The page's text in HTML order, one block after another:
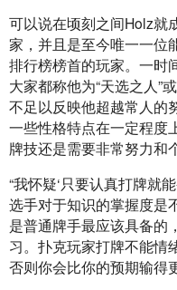
可以说在顷刻之间Holz就
家，并且是至今唯一一位
排行榜榜首的玩家。一时
大家都称他为“天选之人”
不足以反映他超越常人的
一些性格特点在一定程度
牌技还是需要非常努力和
“我怀疑‘只要认真打牌就
选手对于知识的掌握度是
是普通牌手最应该具备的
习。扑克玩家打牌不能情
否则你会比你的预期输得